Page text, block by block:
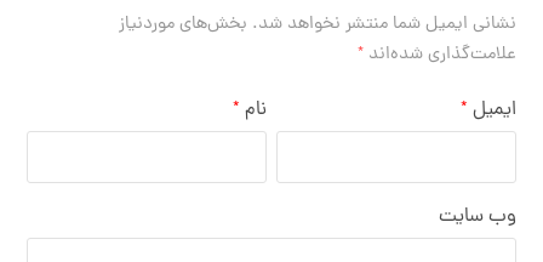
نشانی ایمیل شما منتشر نخواهد شد. بخش‌های موردنیاز
علامت‌گذاری شده‌اند*
نام * ایمیل *
وب‌ سایت